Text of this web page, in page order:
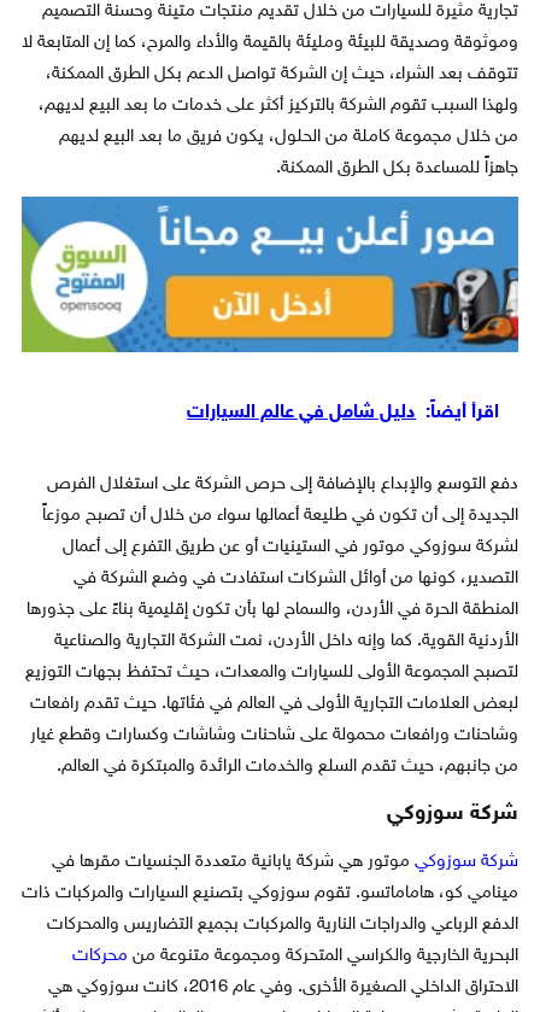
تجارية مثيرة للسيارات من خلال تقديم منتجات متينة وحسنة التصميم
وموثوقة وصديقة للبيئة ومليئة بالقيمة والأداء والمرح، كما إن المتابعة لا
تتوقف بعد الشراء، حيث إن الشركة تواصل الدعم بكل الطرق الممكنة،
ولهذا السبب تقوم الشركة بالتركيز أكثر على خدمات ما بعد البيع لديهم،
من خلال مجموعة كاملة من الحلول، يكون فريق ما بعد البيع لديهم
جاهزاً للمساعدة بكل الطرق الممكنة.
اقرأ أيضاً: دليل شامل في عالم السيارات
دفع التوسع والإبداع بالإضافة إلى حرص الشركة على استغلال الفرص
الجديدة إلى أن تكون في طليعة أعمالها سواء من خلال أن تصبح موزعاً
لشركة سوزوكي موتور في الستينيات أو عن طريق التفرع إلى أعمال
التصدير، كونها من أوائل الشركات استفادت في وضع الشركة في
المنطقة الحرة في الأردن، والسماح لها بأن تكون إقليمية بناءً على جذورها
الأردنية القوية. كما وإنه داخل الأردن، نمت الشركة التجارية والصناعية
لتصبح المجموعة الأولى للسيارات والمعدات، حيث تحتفظ بجهات التوزيع
لبعض العلامات التجارية الأولى في العالم في فئاتها. حيث تقدم رافعات
وشاحنات ورافعات محمولة على شاحنات وشاشات وكسارات وقطع غيار
من جانبهم، حيث تقدم السلع والخدمات الرائدة والمبتكرة في العالم.
شركة سوزوكي
شركة سوزوكيموتور هي شركة يابانية متعددة الجنسيات مقرها في
مينامي كو، هاماماتسو. تقوم سوزوكي بتصنيع السيارات والمركبات ذات
الدفع الرباعي والدراجات النارية والمركبات بجميع التضاريس والمحركات
البحرية الخارجية والكراسي المتحركة ومجموعة متنوعة من محركات
الاحتراق الداخلي الصغيرة الأخرى. وفي عام 2016، كانت سوزوكي هي